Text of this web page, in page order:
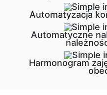
Automatyzacja
Automatyczne
Harmonogram